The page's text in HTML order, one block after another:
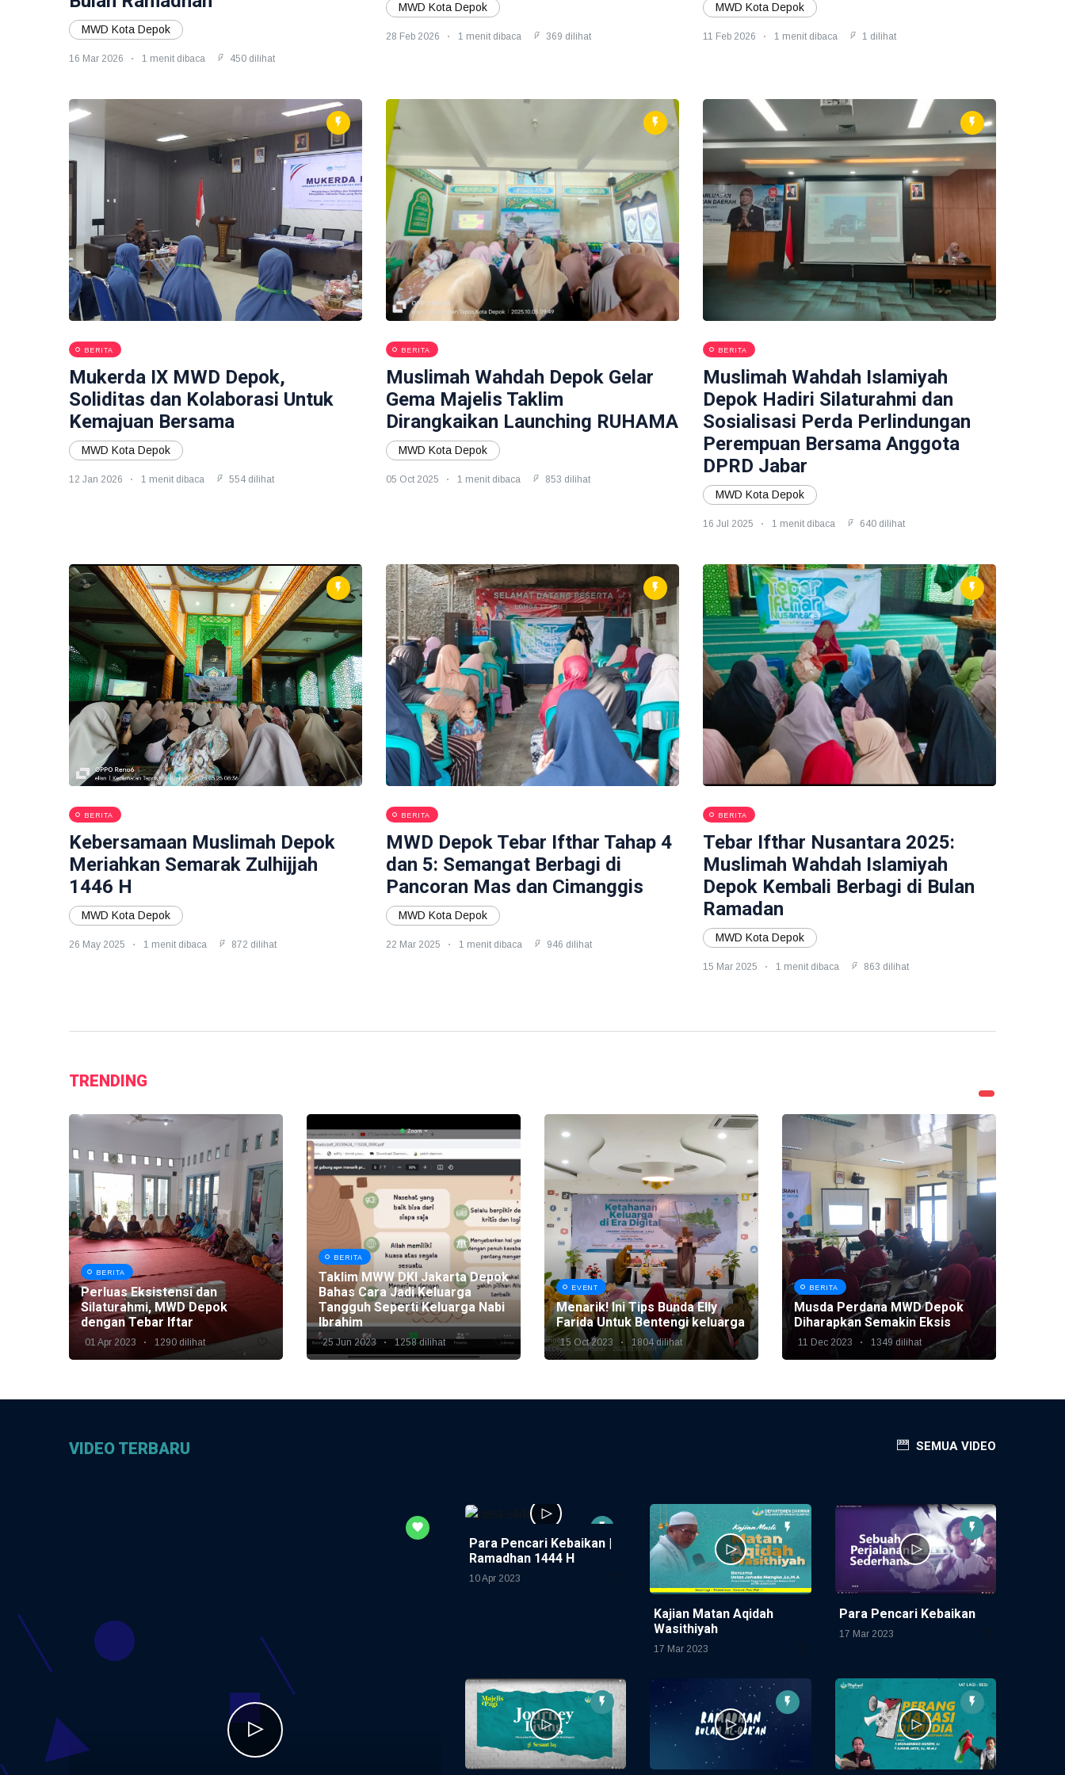
MWD Kota Depok
16 Mar 2026 1 menit dibaca 450 dilihat
MWD Kota Depok
28 Feb 2026 1 menit dibaca 369 dilihat
MWD Kota Depok
11 Feb 2026 1 menit dibaca 1 dilihat
BERITA
Mukerda IX MWD Depok,
Soliditas dan Kolaborasi Untuk
Kemajuan Bersama
MWD Kota Depok
12 Jan 2026 1 menit dibaca 554 dilihat
BERITA
Muslimah Wahdah Depok Gelar
Gema Majelis Taklim
Dirangkaikan Launching RUHAMA
MWD Kota Depok
05 Oct 2025 1 menit dibaca 853 dilihat
BERITA
Muslimah Wahdah Islamiyah
Depok Hadiri Silaturahmi dan
Sosialisasi Perda Perlindungan
Perempuan Bersama Anggota
DPRD Jabar
MWD Kota Depok
16 Jul 2025 1 menit dibaca 640 dilihat
BERITA
Kebersamaan Muslimah Depok
Meriahkan Semarak Zulhijjah
1446 H
MWD Kota Depok
26 May 2025 1 menit dibaca 872 dilihat
BERITA
MWD Depok Tebar Ifthar Tahap 4
dan 5: Semangat Berbagi di
Pancoran Mas dan Cimanggis
MWD Kota Depok
22 Mar 2025 1 menit dibaca 946 dilihat
BERITA
Tebar Ifthar Nusantara 2025:
Muslimah Wahdah Islamiyah
Depok Kembali Berbagi di Bulan
Ramadan
MWD Kota Depok
15 Mar 2025 1 menit dibaca 863 dilihat
TRENDING
BERITA
Perluas Eksistensi dan
Silaturahmi, MWD Depok
dengan Tebar Iftar
01 Apr 2023 1290 dilihat
BERITA
Taklim MWW DKI Jakarta Depok
Bahas Cara Jadi Keluarga
Tangguh Seperti Keluarga Nabi
Ibrahim
25 Jun 2023 1258 dilihat
EVENT
Menarik! Ini Tips Bunda Elly
Farida Untuk Bentengi keluarga
15 Oct 2023 1804 dilihat
BERITA
Musda Perdana MWD Depok
Diharapkan Semakin Eksis
11 Dec 2023 1349 dilihat
VIDEO TERBARU SEMUA VIDEO
Para Pencari Kebaikan |
Ramadhan 1444 H
10 Apr 2023
Kajian Matan Aqidah
Wasithiyah
17 Mar 2023
Para Pencari Kebaikan
17 Mar 2023